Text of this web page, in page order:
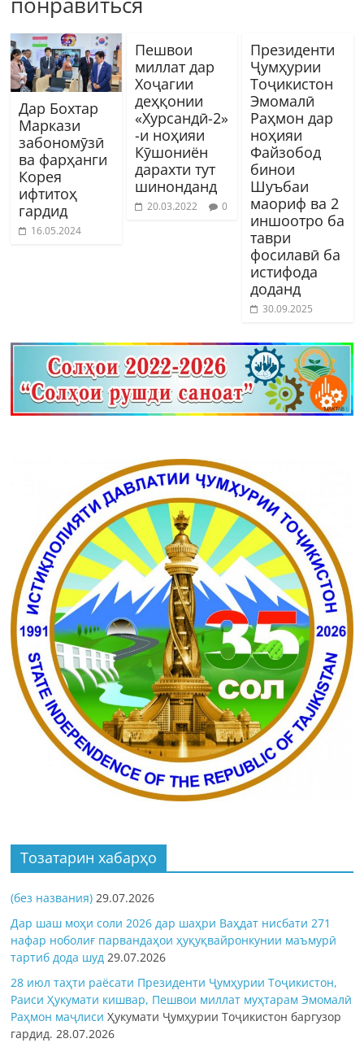
Дар Бохтар
Маркази
забономӯзӣ
ва фарҳанги
Корея
ифтитоҳ
гардид
16.05.2024
Пешвои
миллат дар
Хоҷагии
деҳқонии
«Хурсандӣ-2»
-и ноҳияи
Кӯшониён
дарахти тут
шинонданд
20.03.2022 0
Президенти
Ҷумҳурии
Тоҷикистон
Эмомалӣ
Раҳмон дар
ноҳияи
Файзобод
бинои
Шуъбаи
маориф ва 2
иншоотро ба
таври
фосилавӣ ба
истифода
доданд
30.09.2025
Тозатарин хабарҳо
(без названия) 29.07.2026
Дар шаш моҳи соли 2026 дар шаҳри Ваҳдат нисбати 271
нафар ноболиғ парвандаҳои ҳуқуқвайронкунии маъмурӣ
тартиб дода шуд 29.07.2026
28 июл таҳти раёсати Президенти Ҷумҳурии Тоҷикистон,
Раиси Ҳукумати кишвар, Пешвои миллат муҳтарам Эмомалӣ
Раҳмон маҷлисиҲукумати Ҷумҳурии Тоҷикистон баргузор
гардид.28.07.2026